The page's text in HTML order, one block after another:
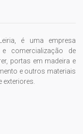
é uma empresa
comercialização de
portas em madeira e
e outros materiais